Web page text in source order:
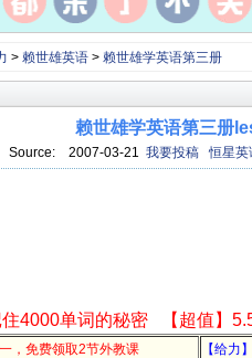
> 赖世雄英语> 赖世雄学英语第三册
赖世雄学英语第三册
Source: 2007-03-21 我要投稿 恒星英
住4000单词的秘密 【超值】
，免费领取2节外教课 【给力